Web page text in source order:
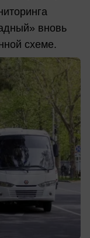
вновь
схеме.